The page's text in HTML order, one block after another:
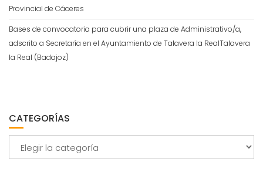
Provincial de Cáceres
Bases de convocatoria para cubrir una plaza de Administrativo/a,
adscrito a Secretaría en el Ayuntamiento de Talavera la RealTalavera
la Real (Badajoz)
CATEGORÍAS